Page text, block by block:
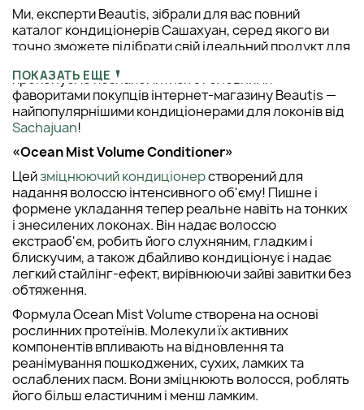
Ми, експерти Beautis, зібрали для вас повний
каталог кондиціонерів Сашахуан, серед якого ви
точно зможете підібрати свій ідеальний продукт для
пропонуємо познайомитися з головними
фаворитами покупців інтернет-магазину Beautis —
найпопулярнішими кондиціонерами для локонів від
Sachajuan!
«Ocean Mist Volume Conditioner»
Цейзміцнюючий кондиціонерстворений для
надання волоссю інтенсивного об'єму! Пишне і
формене укладання тепер реальне навіть на тонких
і знесилених локонах. Він надає волоссю
екстраоб'єм, робить його слухняним, гладким і
блискучим, а також дбайливо кондиціонує і надає
легкий стайлінг-ефект, вирівнюючи зайві завитки без
обтяження.
Формула Ocean Mist Volume створена на основі
рослинних протеїнів. Молекули їх активних
компонентів впливають на відновлення та
реанімування пошкоджених, сухих, ламких та
ослаблених пасм. Вони зміцнюють волосся, роблять
його більш еластичним і менш ламким.
ПОКАЗАТЬ ЕЩЕ